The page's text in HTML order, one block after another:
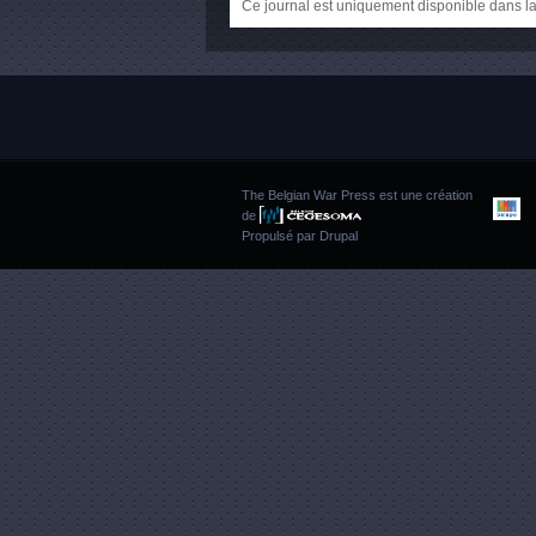
Ce journal est uniquement disponible dans
The Belgian War Press est une création
de
Propulsé par Drupal